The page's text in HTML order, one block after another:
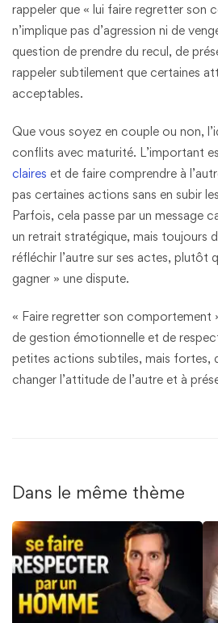
rappeler que « lui faire regretter son
n’implique pas d’agression ni de
question de prendre du recul, de
rappeler subtilement que certaines
acceptables.
Que vous soyez en couple ou non,
conflits avec maturité. L’important
claires et de faire comprendre à
pas certaines actions sans en subir
Parfois, cela passe par un message
un retrait stratégique, mais toujours
réfléchir l’autre sur ses actes, plutôt
gagner » une dispute.
« Faire regretter son comportement
de gestion émotionnelle et de
petites actions subtiles, mais fortes,
changer l’attitude de l’autre et à
Dans le même thème